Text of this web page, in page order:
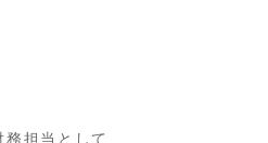
務担当として